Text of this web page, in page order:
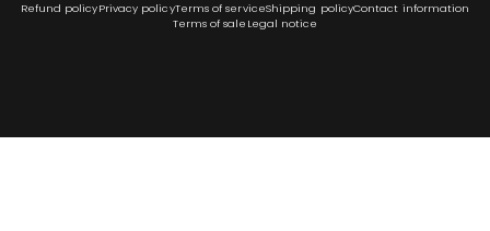
Refund policyPrivacy policyTerms of serviceShipping policyContact information
Terms of sale Legal notice